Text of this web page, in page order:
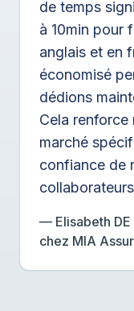
de temps
à 10min pour
anglais et en
économisé
dédions
Cela renforce
marché
confiance de
— Elisabeth DE
chez MIA